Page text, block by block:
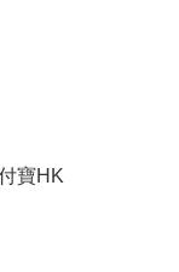
寶HK